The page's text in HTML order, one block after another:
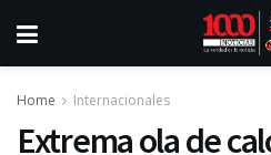
Home Internacionales
Extrema ola de